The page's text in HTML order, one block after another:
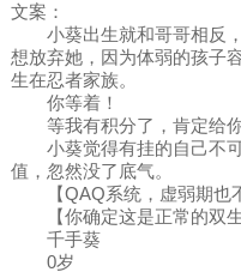
文案：
小葵出生就和哥哥相反，
想放弃她，因为体弱的孩子
生在忍者家族。
你等着！
等我有积分了，肯定给你
小葵觉得有挂的自己不可
值，忽然没了底气。
【QAQ系统，虚弱期也不
【你确定这是正常的双生
千手葵
0岁